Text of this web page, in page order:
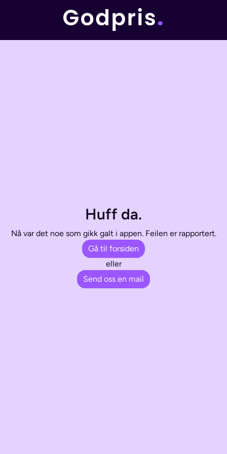
Huff da.
Nå var det noe som gikk galt i appen. Feilen er rapportert.
Gå til forsiden
eller
Send oss en mail